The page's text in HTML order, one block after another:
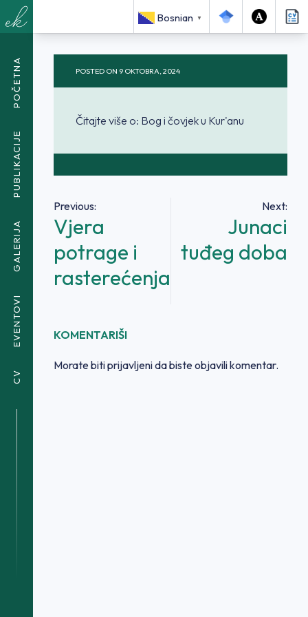
Bosnian ▼
POČETNA
PUBLIKACIJE
GALERIJA
EVENTOVI
CV
<SPAN CLASS="BREADCRUMB-CURRENT">BOG I ČOVJEK U
POSTED ON 9 OKTOBRA, 2024
Čitajte više o: Bog i čovjek u Kur'anu
Navigacija
članaka
Previous:
Vjera
potrage i
rasterećenja
Next:
Junaci
tuđeg doba
KOMENTARIŠI
Morate bitiprijavljenida biste objavili komentar.